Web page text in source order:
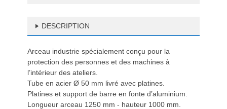
DESCRIPTION
Arceau industrie spécialement conçu pour la
protection des personnes et des machines à
l’intérieur des ateliers.
Tube en acier Ø 50 mm livré avec platines.
Platines et support de barre en fonte d’aluminium.
Longueur arceau 1250 mm - hauteur 1000 mm.